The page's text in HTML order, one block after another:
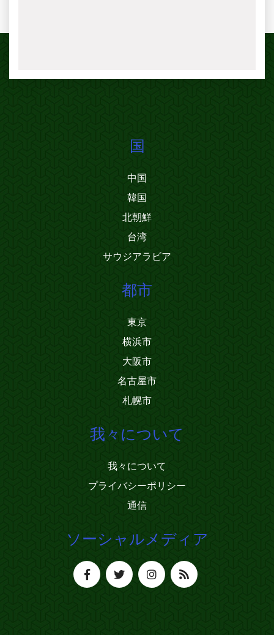
国
中国
韓国
北朝鮮
台湾
サウジアラビア
都市
東京
横浜市
大阪市
名古屋市
札幌市
我々について
我々について
プライバシーポリシー
通信
ソーシャルメディア